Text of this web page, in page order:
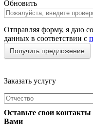
Обновить
Отправляя форму, я даю
данных в соответствии с
Заказать услугу
Оставьте свои
Вами